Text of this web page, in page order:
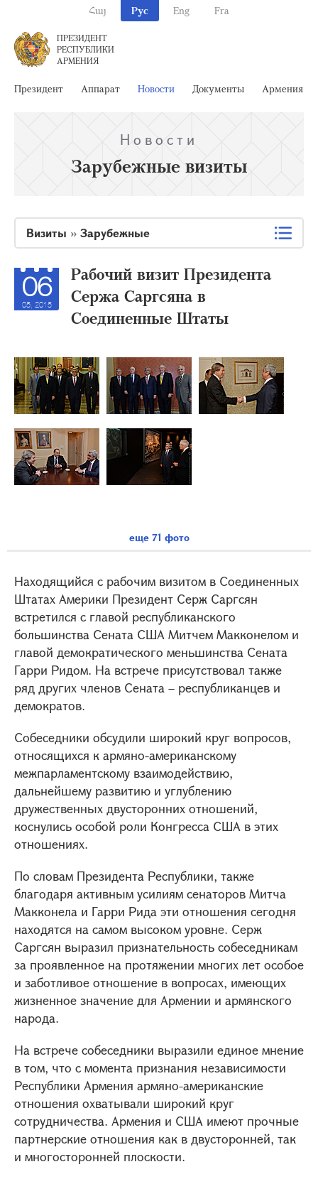
Հայ Рус Eng Fra
ПРЕЗИДЕНТ
РЕСПУБЛИКИ
АРМЕНИЯ
Президент Аппарат Новости Документы Армения
Новости
Зарубежные визиты
Визиты » Зарубежные
06
05, 2015
Рабочий визит Президента
Сержа Саргсяна в
Соединенные Штаты
еще 71 фото
Находящийся с рабочим визитом в Соединенных
Штатах Америки Президент Серж Саргсян
встретился с главой республиканского
большинства Сената США Митчем Макконелом и
главой демократического меньшинства Сената
Гарри Ридом. На встрече присутствовал также
ряд других членов Сената – республиканцев и
демократов.
Собеседники обсудили широкий круг вопросов,
относящихся к армяно-американскому
межпарламентскому взаимодействию,
дальнейшему развитию и углублению
дружественных двусторонних отношений,
коснулись особой роли Конгресса США в этих
отношениях.
По словам Президента Республики, также
благодаря активным усилиям сенаторов Митча
Макконела и Гарри Рида эти отношения сегодня
находятся на самом высоком уровне. Серж
Саргсян выразил признательность собеседникам
за проявленное на протяжении многих лет особое
и заботливое отношение в вопросах, имеющих
жизненное значение для Армении и армянского
народа.
На встрече собеседники выразили единое мнение
в том, что с момента признания независимости
Республики Армения армяно-американские
отношения охватывали широкий круг
сотрудничества. Армения и США имеют прочные
партнерские отношения как в двусторонней, так
и многосторонней плоскости.